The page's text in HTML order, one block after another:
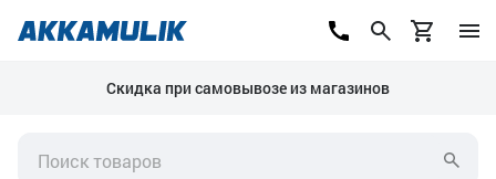
Скидка при самовывозе из магазинов